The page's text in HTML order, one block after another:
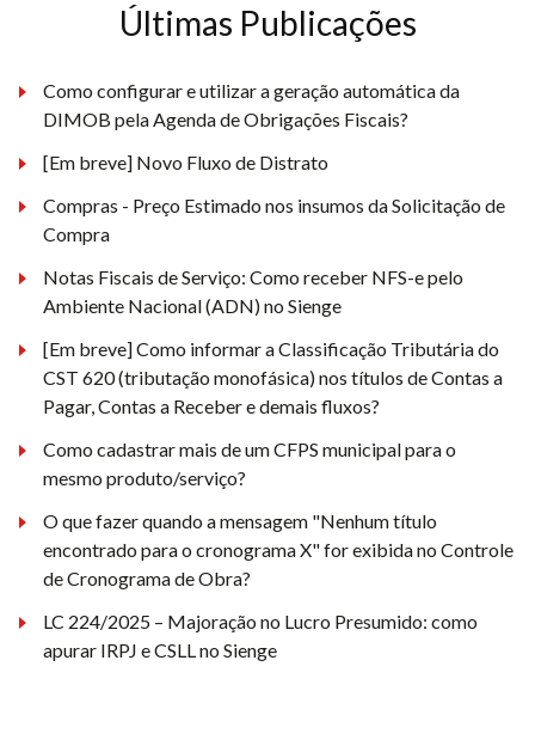
Últimas Publicações
Como configurar e utilizar a geração automática da
DIMOB pela Agenda de Obrigações Fiscais?
[Em breve] Novo Fluxo de Distrato
Compras - Preço Estimado nos insumos da Solicitação de
Compra
Notas Fiscais de Serviço: Como receber NFS-e pelo
Ambiente Nacional (ADN) no Sienge
[Em breve] Como informar a Classificação Tributária do
CST 620 (tributação monofásica) nos títulos de Contas a
Pagar, Contas a Receber e demais fluxos?
Como cadastrar mais de um CFPS municipal para o
mesmo produto/serviço?
O que fazer quando a mensagem "Nenhum título
encontrado para o cronograma X" for exibida no Controle
de Cronograma de Obra?
LC 224/2025 – Majoração no Lucro Presumido: como
apurar IRPJ e CSLL no Sienge